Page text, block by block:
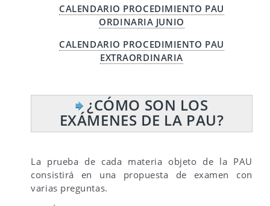
CALENDARIO PROCEDIMIENTO PAU
ORDINARIA JUNIO
CALENDARIO PROCEDIMIENTO PAU
EXTRAORDINARIA
¿CÓMO SON LOS
EXÁMENES DE LA PAU?
La prueba de cada materia objeto de la PAU
consistirá en una propuesta de examen con
varias preguntas.